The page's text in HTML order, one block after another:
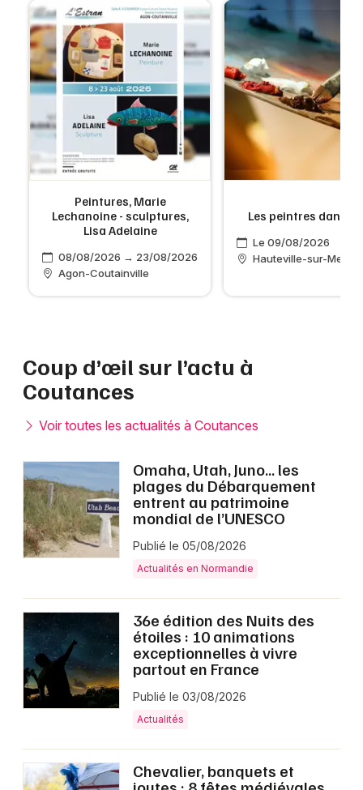
Peintures, Marie
Lechanoine - sculptures,
Lisa Adelaine
08/08/2026 → 23/08/2026
Agon-Coutainville
Les peintres dans la
Le 09/08/2026
Hauteville-sur-Mer
Coup d’œil sur l’actu à
Coutances
Voir toutes les actualités à Coutances
Omaha, Utah, Juno… les
plages du Débarquement
entrent au patrimoine
mondial de l’UNESCO
Publié le 05/08/2026
Actualités en Normandie
36e édition des Nuits des
étoiles : 10 animations
exceptionnelles à vivre
partout en France
Publié le 03/08/2026
Actualités
Chevalier, banquets et